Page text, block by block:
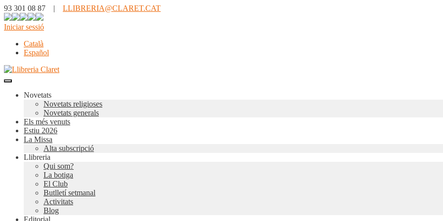
93 301 08 87 | LLIBRERIA@CLARET.CAT
Iniciar sessió
Català
Español
Novetats
Novetats religioses
Novetats generals
Els més venuts
Estiu 2026
La Missa
Alta subscripció
Llibreria
Qui som?
La botiga
El Club
Butlletí setmanal
Activitats
Blog
Editorial